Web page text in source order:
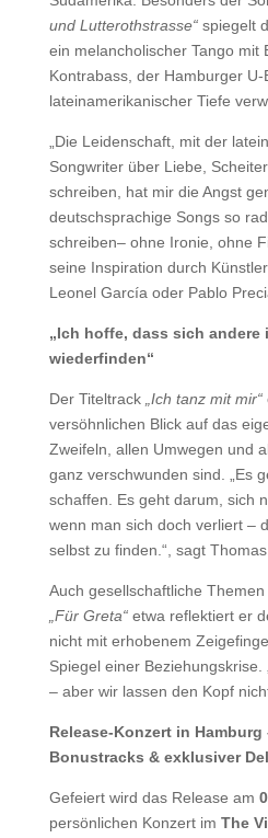
und Lutterothstrasse“spiegelt
ein melancholischer Tango mit
Kontrabass, der Hamburger
lateinamerikanischer Tiefe
„Die Leidenschaft, mit der
Songwriter über Liebe,
schreiben, hat mir die Angst
deutschsprachige Songs so
schreiben– ohne Ironie, ohne
seine Inspiration durch
Leonel García oder Pablo
„Ich hoffe, dass sich andere
wiederfinden“
Der Titeltrack „Ich tanz mit mir“
versöhnlichen Blick auf das
Zweifeln, allen Umwegen und
ganz verschwunden sind. „Es
schaffen. Es geht darum, sich
wenn man sich doch verliert –
selbst zu finden.“, sagt Thomas.
Auch gesellschaftliche
„Für Greta“etwa reflektiert er
nicht mit erhobenem
Spiegel einer Beziehungskrise.
– aber wir lassen den Kopf
Release-Konzert in Hamburg
Bonustracks & exklusiver
Gefeiert wird das Release am
persönlichen Konzert im The